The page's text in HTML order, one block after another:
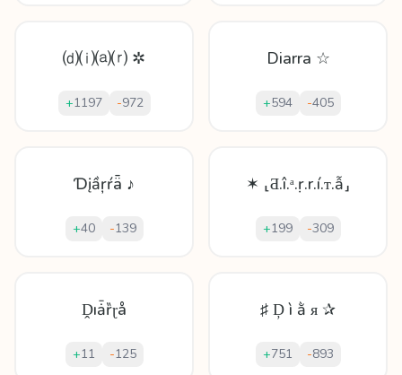
⒟⒤⒜⒭ ✲
+1197 -972
Diarra ☆
+594 -405
Ɗįầŗŕǟ ♪
+40 -139
✶ ⸤Ƌ.î.ᵃ.ṛ.r.í.ᴛ.ẫ⸥
+199 -309
Ḓıǡȑɽå
+11 -125
♯ Ḑ ì ằ ᴙ ✰
+751 -893